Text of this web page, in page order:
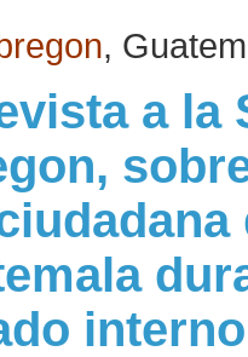
,
a la
interno